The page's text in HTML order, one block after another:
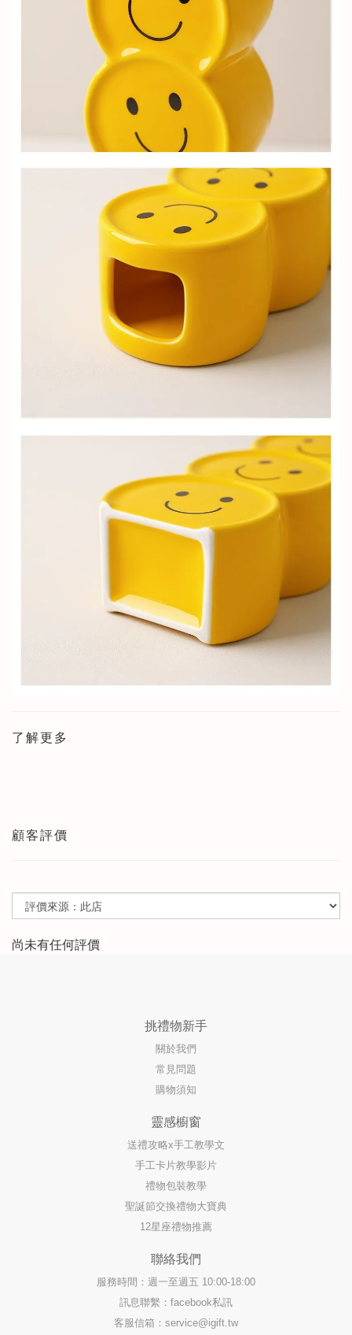
了解更多
顧客評價
尚未有任何評價
挑禮物新手
關於我們
常見問題
購物須知
靈感櫥窗
送禮攻略x手工教學文
手工卡片教學影片
禮物包裝教學
聖誕節交換禮物大寶典
12星座禮物推薦
聯絡我們
服務時間：週一至週五 10:00-18:00
訊息聯繫：facebook私訊
客服信箱： service@igift.tw